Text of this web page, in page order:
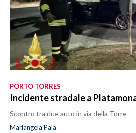
PORTO TORRES
Incidente stradale a
Scontro tra due auto in via della Torre
Mariangela Pala